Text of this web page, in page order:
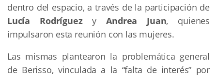
dentro del espacio, a través de la participación de
Lucía RodríguezyAndrea Juan, quienes
impulsaron esta reunión con las mujeres.
Las mismas plantearon la problemática general
de Berisso, vinculada a la “falta de interés” por